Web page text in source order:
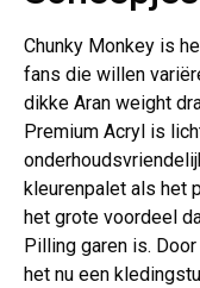
Chunky Monkey is
fans die willen
dikke Aran weight
Premium Acryl is
kleurenpalet als het
het grote voordeel
Pilling garen is.
het nu een